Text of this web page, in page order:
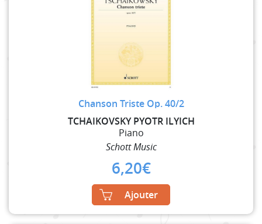
Chanson Triste Op. 40/2
TCHAIKOVSKY PYOTR ILYICH
Piano
Schott Music
6,20€
Ajouter